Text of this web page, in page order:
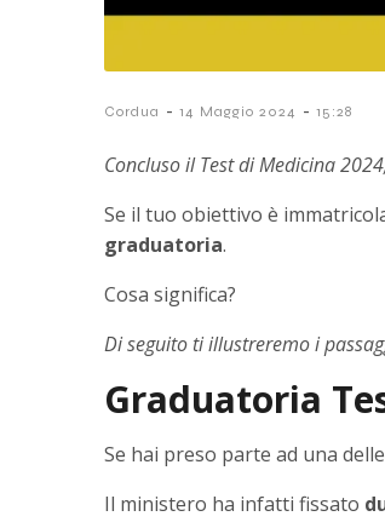
Cordua - 14 Maggio 2024 - 15:28
Concluso il Test di Medicina
Se il tuo obiettivo è
graduatoria.
Cosa significa?
Di seguito ti illustreremo i
Graduatoria
Se hai preso parte ad una
Il ministero ha infatti fissato